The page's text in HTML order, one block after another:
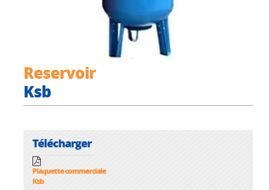
Reservoir
Ksb
Télécharger
Plaquette commerciale
Ksb